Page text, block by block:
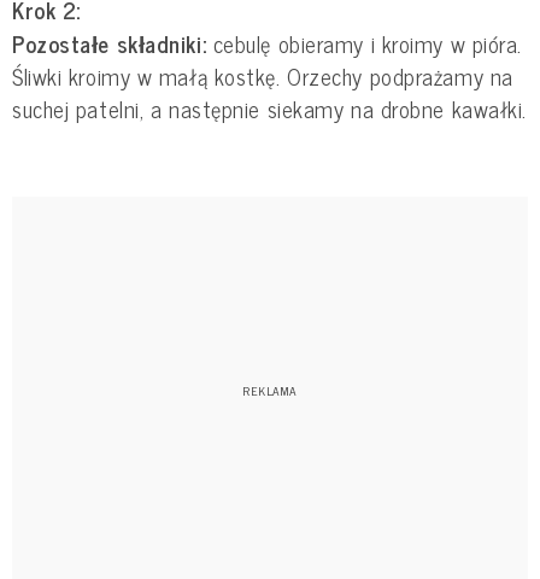
Krok 2:
Pozostałe składniki: cebulę obieramy i kroimy w pióra.
Śliwki kroimy w małą kostkę. Orzechy podprażamy na
suchej patelni, a następnie siekamy na drobne kawałki.